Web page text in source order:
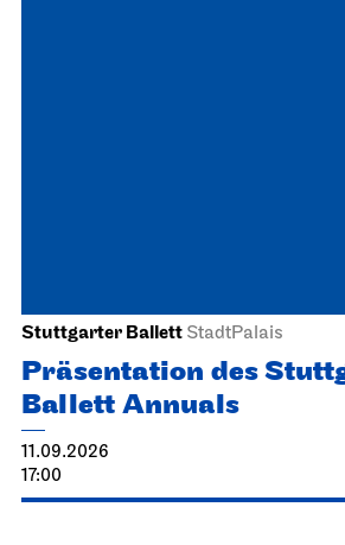
Stuttgarter Ballett StadtPalais
Präsentation des
Ballett Annuals
11.09.2026
17:00